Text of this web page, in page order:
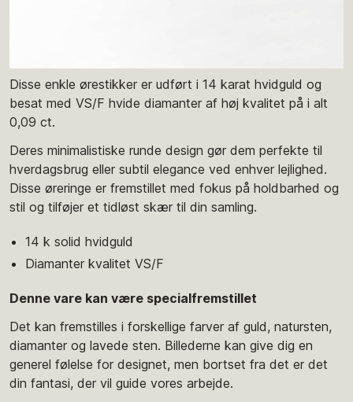
Disse enkle ørestikker er udført i 14 karat hvidguld og
besat med VS/F hvide diamanter af høj kvalitet på i alt
0,09 ct.
Deres minimalistiske runde design gør dem perfekte til
hverdagsbrug eller subtil elegance ved enhver lejlighed.
Disse øreringe er fremstillet med fokus på holdbarhed og
stil og tilføjer et tidløst skær til din samling.
14 k solid hvidguld
Diamanter kvalitet VS/F
Denne vare kan være specialfremstillet
Det kan fremstilles i forskellige farver af guld, natursten,
diamanter og lavede sten. Billederne kan give dig en
generel følelse for designet, men bortset fra det er det
din fantasi, der vil guide vores arbejde.